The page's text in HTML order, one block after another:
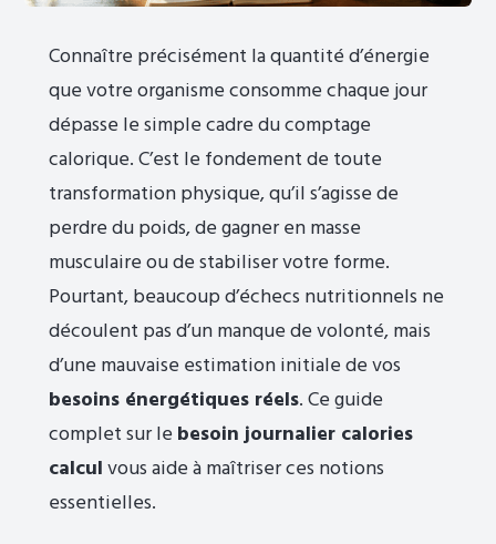
Connaître précisément la quantité d’énergie
que votre organisme consomme chaque jour
dépasse le simple cadre du comptage
calorique. C’est le fondement de toute
transformation physique, qu’il s’agisse de
perdre du poids, de gagner en masse
musculaire ou de stabiliser votre forme.
Pourtant, beaucoup d’échecs nutritionnels ne
découlent pas d’un manque de volonté, mais
d’une mauvaise estimation initiale de vos
besoins énergétiques réels. Ce guide
complet sur le besoin journalier calories
calculvous aide à maîtriser ces notions
essentielles.